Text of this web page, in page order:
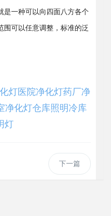
是一种可以向四面八方各个
围可以任意调整，标准的泛
灯医院净化灯药厂净
净化灯仓库照明冷库
灯
下一篇